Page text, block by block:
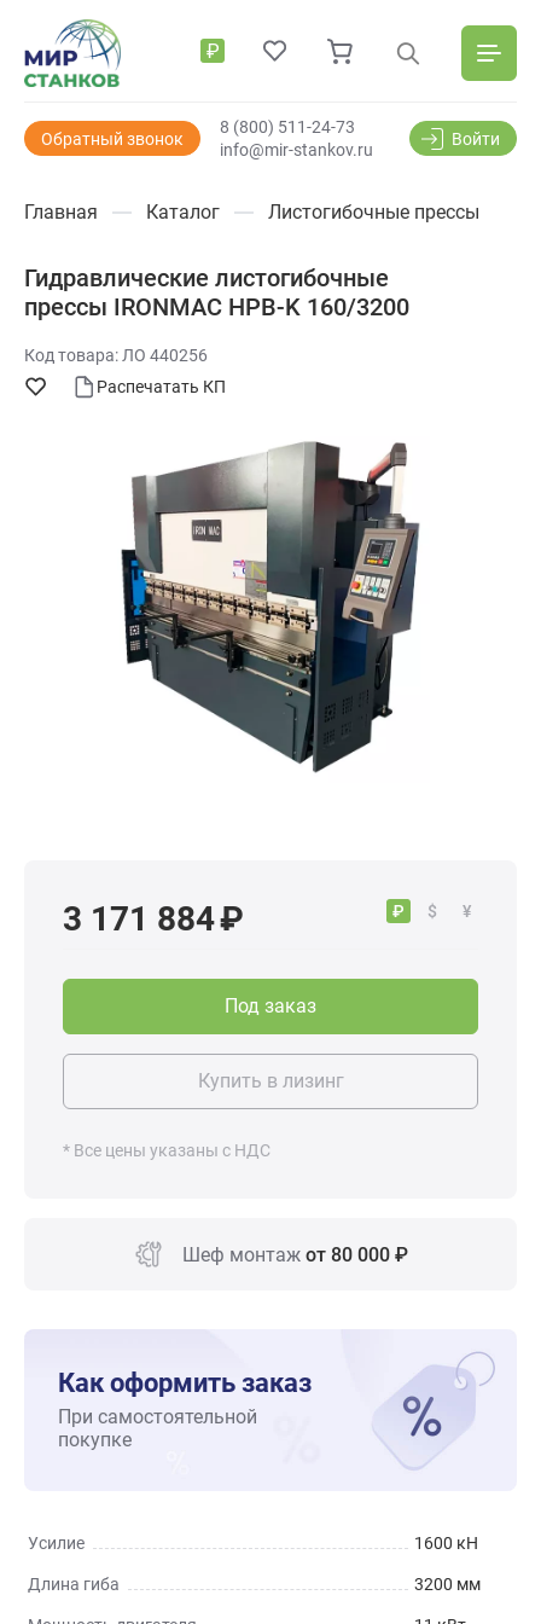
₽
Обратный звонок
info@mir-stankov.ru
8 (800) 511-24-73
Войти
Главная Каталог Листогибочные прессы
Гидравлические листогибочные
прессы IRONMAC HPB-K 160/3200
Код товара: ЛО 440256
Распечатать КП
₽ $ ¥
3 171 884 ₽
Под заказ
Купить в лизинг
* Все цены указаны с НДС
Шеф монтаж от 80 000 ₽
Как оформить заказ
При самостоятельной
покупке
Усилие 1600 кН
Длина гиба 3200 мм